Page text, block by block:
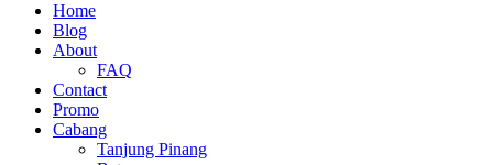
Home
Blog
About
FAQ
Contact
Promo
Cabang
Tanjung Pinang